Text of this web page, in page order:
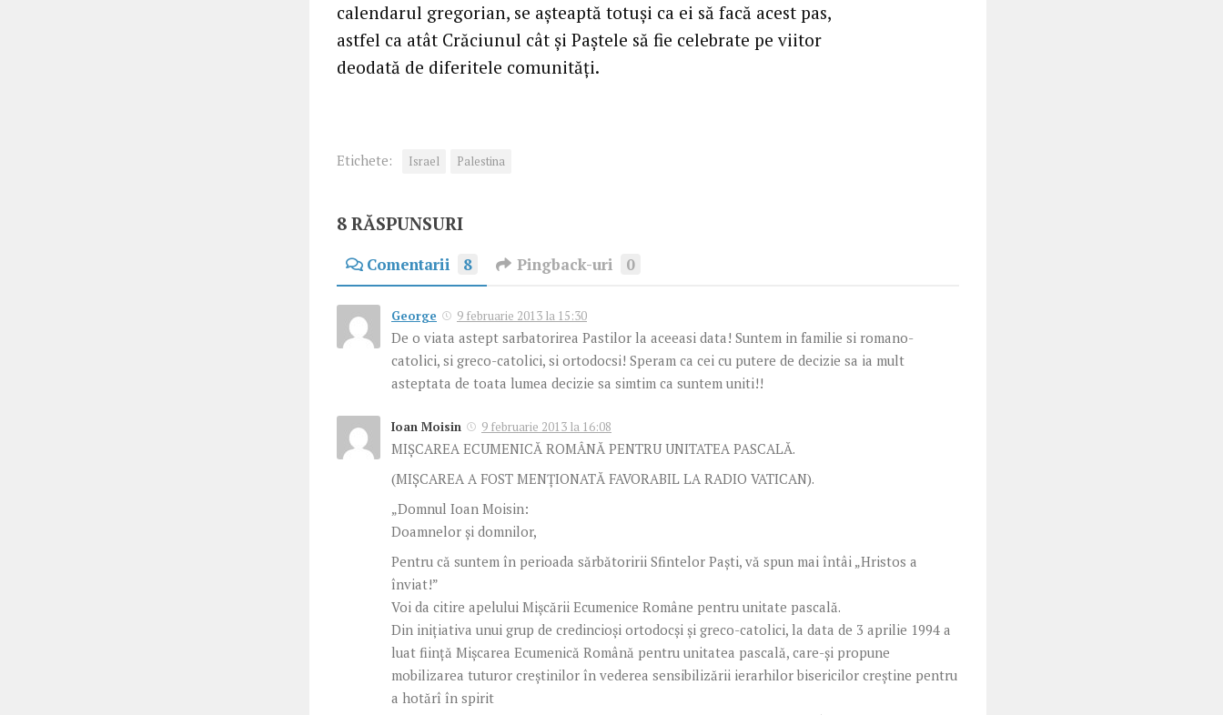
calendarul gregorian, se aşteaptă totuşi ca ei să facă acest pas,
astfel ca atât Crăciunul cât şi Paştele să fie celebrate pe viitor
deodată de diferitele comunităţi.
Etichete: Israel Palestina
8 RĂSPUNSURI
Comentarii 8 Pingback-uri 0
George 9 februarie 2013 la 15:30
De o viata astept sarbatorirea Pastilor la aceeasi data! Suntem in familie si romano-
catolici, si greco-catolici, si ortodocsi! Speram ca cei cu putere de decizie sa ia mult
asteptata de toata lumea decizie sa simtim ca suntem uniti!!
Ioan Moisin 9 februarie 2013 la 16:08
MIŞCAREA ECUMENICĂ ROMÂNĂ PENTRU UNITATEA PASCALĂ.
(MIŞCAREA A FOST MENŢIONATĂ FAVORABIL LA RADIO VATICAN).
„Domnul Ioan Moisin:
Doamnelor şi domnilor,
Pentru că suntem în perioada sărbătoririi Sfintelor Paşti, vă spun mai întâi „Hristos a
înviat!”
Voi da citire apelului Mişcării Ecumenice Române pentru unitate pascală.
Din iniţiativa unui grup de credincioşi ortodocşi şi greco-catolici, la data de 3 aprilie 1994 a
luat fiinţă Mişcarea Ecumenică Română pentru unitatea pascală, care-şi propune
mobilizarea tuturor creştinilor în vederea sensibilizării ierarhilor bisericilor creştine pentru
a hotărî în spirit